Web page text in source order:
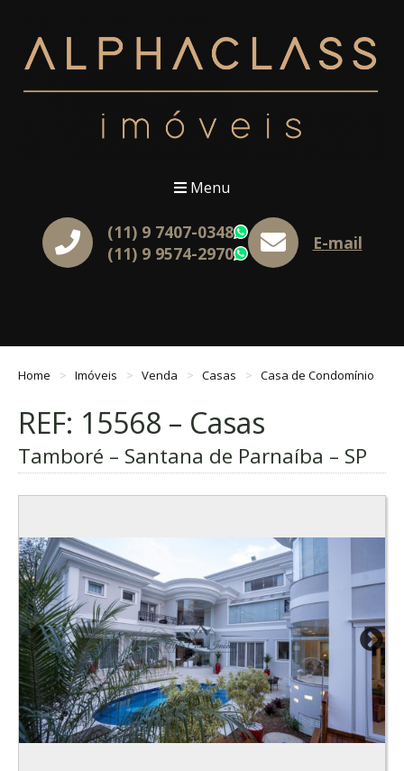
Menu
(11) 9 7407-0348
WhatsApp
(11) 9 9574-2970
WhatsApp
E-mail
Home Imóveis Venda Casas Casa de Condomínio
REF: 15568 – Casas
Tamboré – Santana de Parnaíba – SP